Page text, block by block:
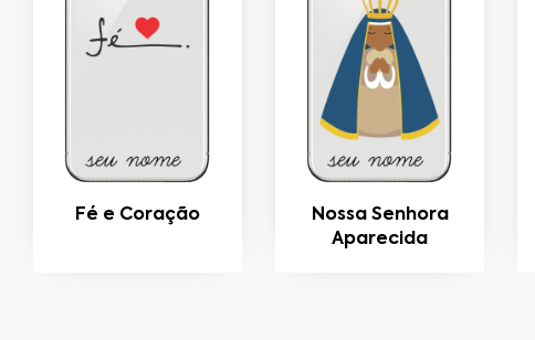
Fé e Coração
Nossa Senhora
Aparecida